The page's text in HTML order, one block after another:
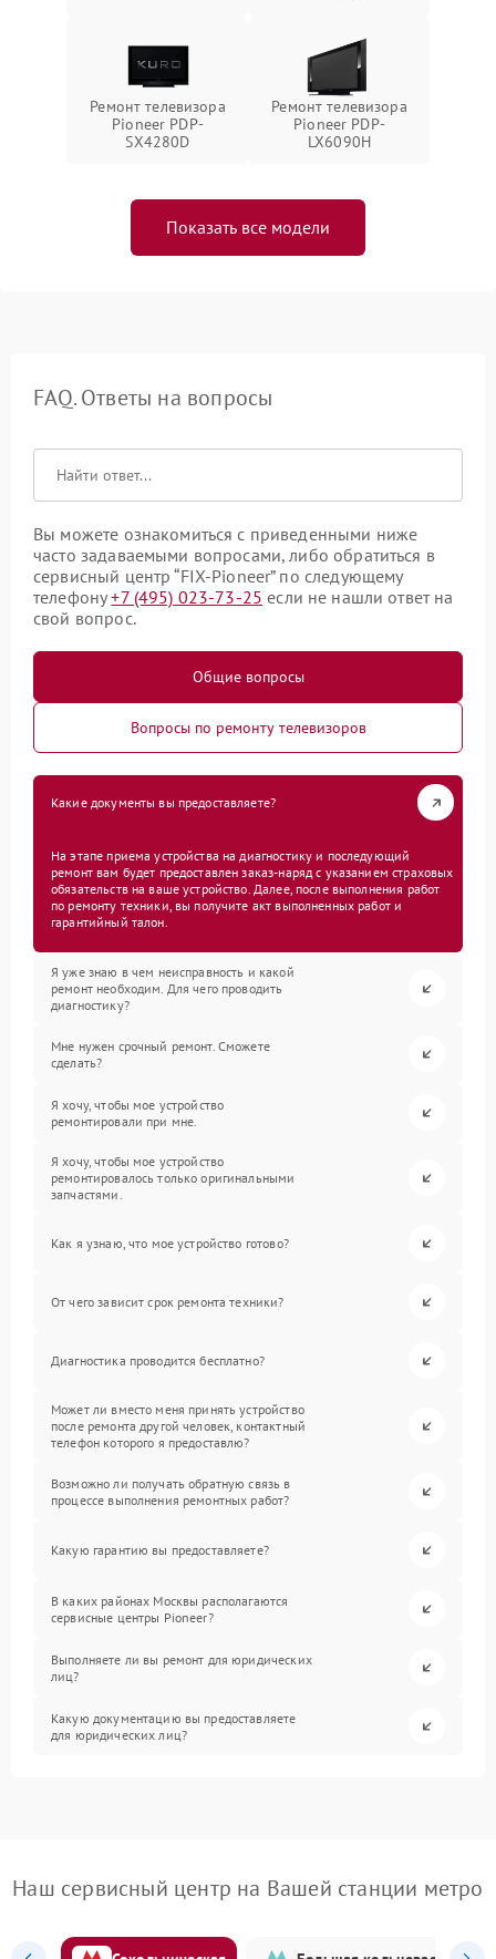
Ремонт телевизора
Pioneer PDP-
SX4280D
Ремонт телевизора
Pioneer PDP-
LX6090H
Показать все модели
FAQ. Ответы на вопросы
Вы можете ознакомиться с приведенными ниже
часто задаваемыми вопросами, либо обратиться в
сервисный центр “FIX-Pioneer” по следующему
телефону+7 (495) 023-73-25 если не нашли ответ на
свой вопрос.
Общие вопросы
Вопросы по ремонту телевизоров
Какие документы вы предоставляете?
На этапе приема устройства на диагностику и последующий
ремонт вам будет предоставлен заказ-наряд с указанием страховых
обязательств на ваше устройство. Далее, после выполнения работ
по ремонту техники, вы получите акт выполненных работ и
гарантийный талон.
Я уже знаю в чем неисправность и какой
ремонт необходим. Для чего проводить
диагностику?
Мне нужен срочный ремонт. Сможете
сделать?
Я хочу, чтобы мое устройство
ремонтировали при мне.
Я хочу, чтобы мое устройство
ремонтировалось только оригинальными
запчастями.
Как я узнаю, что мое устройство готово?
От чего зависит срок ремонта техники?
Диагностика проводится бесплатно?
Может ли вместо меня принять устройство
после ремонта другой человек, контактный
телефон которого я предоставлю?
Возможно ли получать обратную связь в
процессе выполнения ремонтных работ?
Какую гарантию вы предоставляете?
В каких районах Москвы располагаются
сервисные центры Pioneer?
Выполняете ли вы ремонт для юридических
лиц?
Какую документацию вы предоставляете
для юридических лиц?
Наш сервисный центр на Вашей станции метро